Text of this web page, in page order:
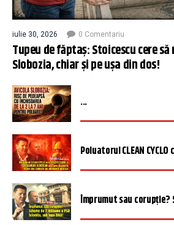
iulie 30, 2026 0 Comentariu
Tupeu de făptaș: Stoicescu cere să
Slobozia, chiar și pe ușa din dos!
...
Poluatorul CLEAN
Împrumut sau corupție?